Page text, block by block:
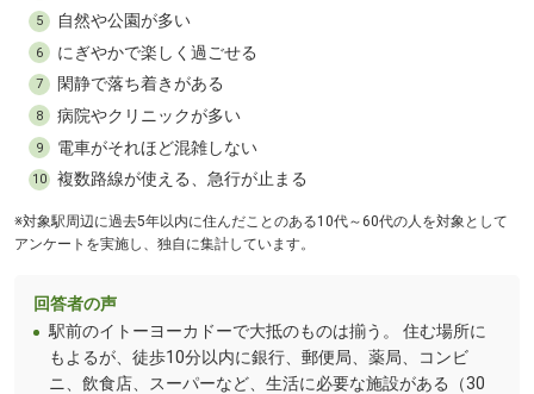
5 自然や公園が多い
6 にぎやかで楽しく過ごせる
7 閑静で落ち着きがある
8 病院やクリニックが多い
9 電車がそれほど混雑しない
10 複数路線が使える、急行が止まる
※対象駅周辺に過去5年以内に住んだことのある10代～60代の人を対象として
アンケートを実施し、独自に集計しています。
回答者の声
駅前のイトーヨーカドーで大抵のものは揃う。 住む場所に
もよるが、徒歩10分以内に銀行、郵便局、薬局、コンビ
ニ、飲食店、スーパーなど、生活に必要な施設がある（30